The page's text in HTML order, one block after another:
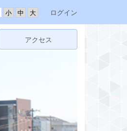
ログイン
アクセス